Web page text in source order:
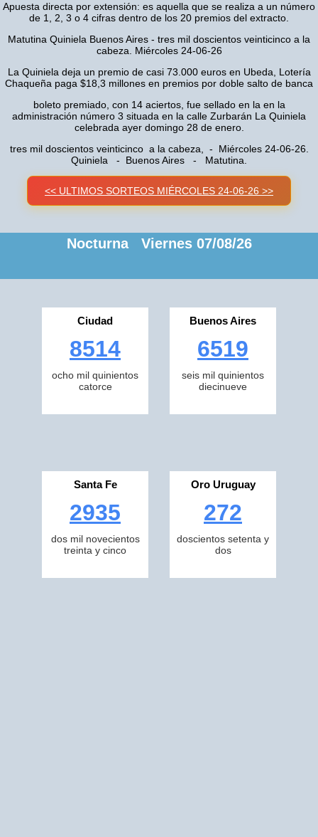
Apuesta directa por extensión: es aquella que se realiza a un número
de 1, 2, 3 o 4 cifras dentro de los 20 premios del extracto.
Matutina Quiniela Buenos Aires - tres mil doscientos veinticinco a la
cabeza. Miércoles 24-06-26
La Quiniela deja un premio de casi 73.000 euros en Ubeda, Lotería
Chaqueña paga $18,3 millones en premios por doble salto de banca
boleto premiado, con 14 aciertos, fue sellado en la en la
administración número 3 situada en la calle Zurbarán La Quiniela
celebrada ayer domingo 28 de enero.
tres mil doscientos veinticinco a la cabeza, - Miércoles 24-06-26.
Quiniela - Buenos Aires - Matutina.
<< ULTIMOS SORTEOS MIÉRCOLES 24-06-26 >>
Nocturna Viernes 07/08/26
Ciudad
8514
ocho mil quinientos
catorce
Buenos Aires
6519
seis mil quinientos
diecinueve
Santa Fe
2935
dos mil novecientos
treinta y cinco
Oro Uruguay
272
doscientos setenta y
dos